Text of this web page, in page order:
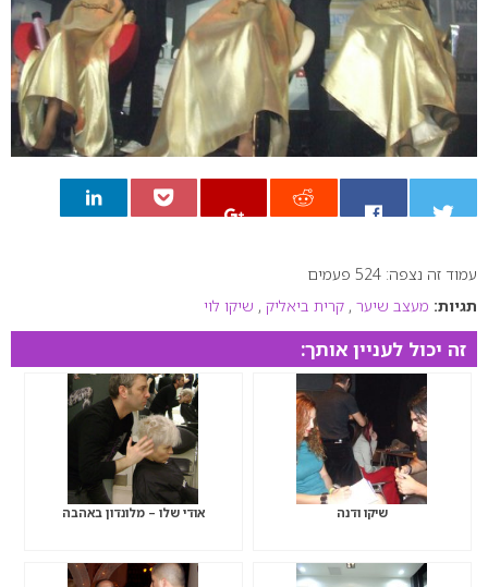
0עמוד זה נצפה: 524 פעמים
תגיות: מעצב שיער , קרית ביאליק , שיקו לוי
זה יכול לעניין אותך:
שיקו ודנה אודי שלו – מלונדון באהבה